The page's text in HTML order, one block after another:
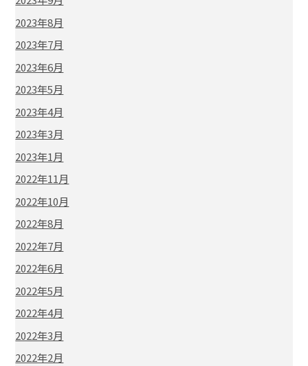
2023年8月
2023年7月
2023年6月
2023年5月
2023年4月
2023年3月
2023年1月
2022年11月
2022年10月
2022年8月
2022年7月
2022年6月
2022年5月
2022年4月
2022年3月
2022年2月